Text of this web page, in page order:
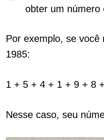
obter um número
Por exemplo, se você
1985:
1 + 5 + 4 + 1 + 9 + 8
Nesse caso, seu